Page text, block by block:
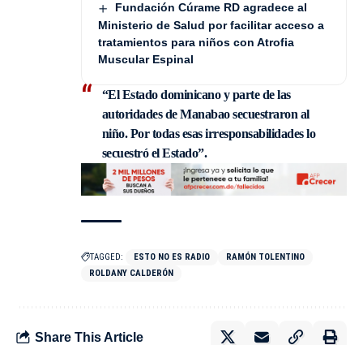
Fundación Cúrame RD agradece al
Ministerio de Salud por facilitar acceso a
tratamientos para niños con Atrofia
Muscular Espinal
“El Estado dominicano y parte de las
autoridades de Manabao secuestraron al
niño. Por todas esas irresponsabilidades lo
secuestró el Estado”.
TAGGED: ESTO NO ES RADIO
RAMÓN TOLENTINO
ROLDANY CALDERÓN
Share This Article